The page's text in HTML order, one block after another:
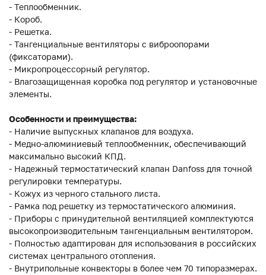
- Теплообменник.
- Короб.
- Решетка.
- Тангенциальные вентиляторы с виброопорами
(фиксаторами).
- Микропроцессорный регулятор.
- Влагозащищенная коробка под регулятор и установочные
элементы.
Особенности и преимущества:
- Наличие выпускных клапанов для воздуха.
- Медно-алюминиевый теплообменник, обеспечивающий
максимально высокий КПД.
- Надежный термостатический клапан Danfoss для точной
регулировки температуры.
- Кожух из черного стального листа.
- Рамка под решетку из термостатического алюминия.
- Приборы с принудительной вентиляцией комплектуются
высокопроизводительным тангенциальным вентилятором.
- Полностью адаптирован для использования в российских
системах центрального отопления.
- Внутрипольные конвекторы в более чем 70 типоразмерах.